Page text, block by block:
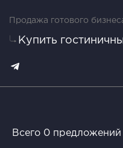
Продажа готового
Купить
Всего 0 предложений